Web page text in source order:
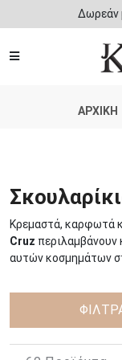
Δωρεάν
ΑΡΧΙΚΗ
Κρεμαστά, καρφωτά
Cruz
αυτών κοσμημάτων
Αν κάτι κάνει τα
ξεχωρίζουν, αυτό
καλαισθησίας. Με